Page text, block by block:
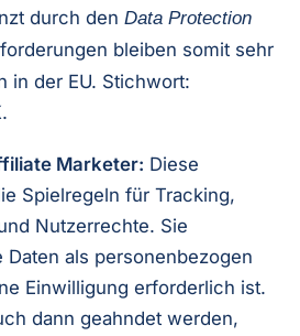
durch denData Protection
bleiben somit sehr
in der EU. Stichwort:
.
Marketer: Diese
Spielregeln für Tracking,
Nutzerrechte. Sie
als personenbezogen
Einwilligung erforderlich ist.
dann geahndet werden,